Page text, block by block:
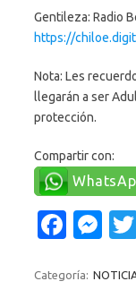
Gentileza: Radio
https://
Nota: Les
llegarán a ser
protección.
Compartir con:
Fa
e
M
se
Categoría: